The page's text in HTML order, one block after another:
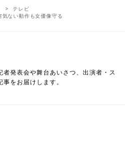
テレビ
ない動作も女優像守る
発表会や舞台あいさつ、出演者・ス
をお届けします。